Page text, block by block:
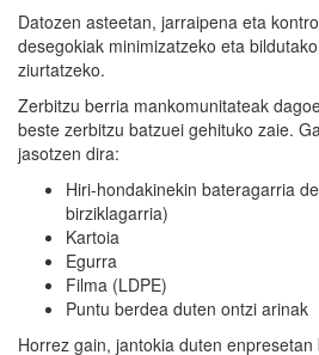
Datozen asteetan, jarraipena eta
desegokiak minimizatzeko eta
ziurtatzeko.
Zerbitzu berria mankomunitateak
beste zerbitzu batzuei gehituko zaie.
jasotzen dira:
Hiri-hondakinekin bateragarria
birziklagarria)
Kartoia
Egurra
Filma (LDPE)
Puntu berdea duten ontzi arinak
Horrez gain, jantokia duten